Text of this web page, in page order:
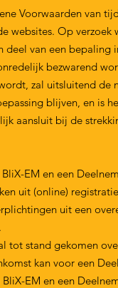
Voorwaarden van
websites. Op
van een bepaling
bezwarend
zal uitsluitend
blijven, en is
aansluit bij de
EM en een
uit (online)
uit een
stand gekomen
kan voor een
EM en een